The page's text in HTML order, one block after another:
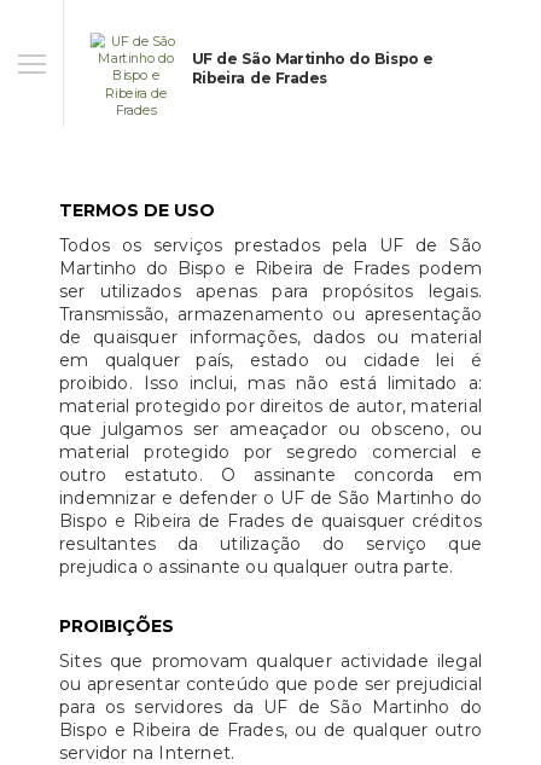
UF de São Martinho do Bispo e
Ribeira de Frades
TERMOS DE USO
Todos os serviços prestados pela UF de São
Martinho do Bispo e Ribeira de Frades podem
ser utilizados apenas para propósitos legais.
Transmissão, armazenamento ou apresentação
de quaisquer informações, dados ou material
em qualquer país, estado ou cidade lei é
proibido. Isso inclui, mas não está limitado a:
material protegido por direitos de autor, material
que julgamos ser ameaçador ou obsceno, ou
material protegido por segredo comercial e
outro estatuto. O assinante concorda em
indemnizar e defender o UF de São Martinho do
Bispo e Ribeira de Frades de quaisquer créditos
resultantes da utilização do serviço que
prejudica o assinante ou qualquer outra parte.
PROIBIÇÕES
Sites que promovam qualquer actividade ilegal
ou apresentar conteúdo que pode ser prejudicial
para os servidores da UF de São Martinho do
Bispo e Ribeira de Frades, ou de qualquer outro
servidor na Internet.